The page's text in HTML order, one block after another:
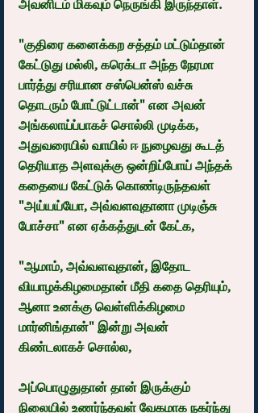
அவனிடம் மிகவும் நெருங்கி இருந்தாள்.
"குதிரை கனைக்கற சத்தம் மட்டும்தான்
கேட்டுது மல்லி, கரெக்டா அந்த நேரமா
பார்த்து சரியான சஸ்பென்ஸ் வச்சு
தொடரும் போட்டுட்டான்" என அவன்
அங்கலாய்ப்பாகச் சொல்லி முடிக்க,
அதுவரையில் வாயில் ஈ நுழைவது கூடத்
தெரியாத அளவுக்கு ஒன்றிப்போய் அந்தக்
கதையை கேட்டுக் கொண்டிருந்தவள்
"அய்யய்யோ, அவ்வளவுதானா முடிஞ்சு
போச்சா" என ஏக்கத்துடன் கேட்க,
"ஆமாம், அவ்வளவுதான், இதோட
வியாழக்கிழமைதான் மீதி கதை தெரியும்,
ஆனா உனக்கு வெள்ளிக்கிழமை
மார்னிங்தான்" இன்று அவன்
கிண்டலாகச் சொல்ல,
அப்பொழுதுதான் தான் இருக்கும்
நிலையில் உணர்ந்தவள் வேகமாக நகர்ந்து